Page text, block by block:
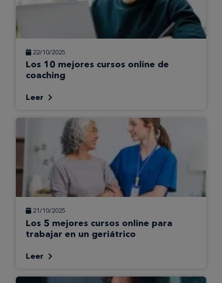
22/10/2025
Los 10 mejores cursos online de
coaching
Leer
21/10/2025
Los 5 mejores cursos online para
trabajar en un geriátrico
Leer